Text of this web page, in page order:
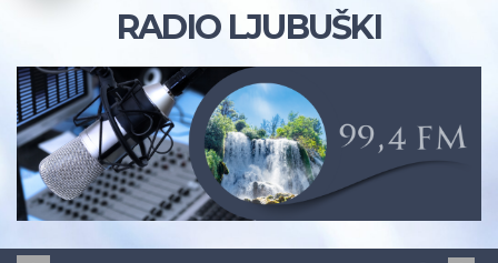
RADIO LJUBUŠKI